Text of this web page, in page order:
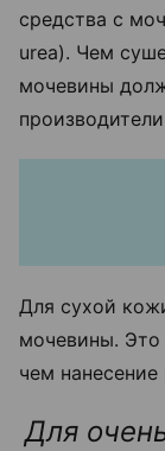
средства с
urea). Чем
мочевины
Для сухой
мочевины. Это
чем нанесение
Для